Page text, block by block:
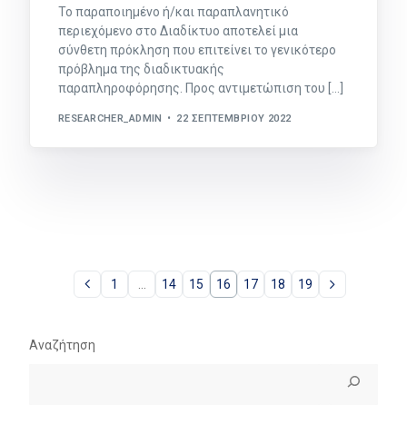
Το παραποιημένο ή/και παραπλανητικό
περιεχόμενο στο Διαδίκτυο αποτελεί μια
σύνθετη πρόκληση που επιτείνει το γενικότερο
πρόβλημα της διαδικτυακής
παραπληροφόρησης. Προς αντιμετώπιση του […]
RESEARCHER_ADMIN 22 ΣΕΠΤΕΜΒΡΊΟΥ 2022
1 … 14 15 16 17 18 19
Αναζήτηση